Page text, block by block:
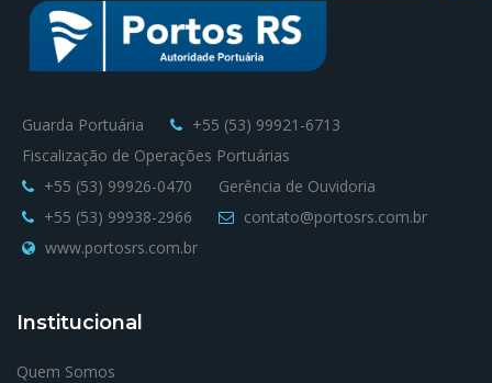
Guarda Portuária
+55 (53) 99921-6713
Fiscalização de Operações Portuárias
+55 (53) 99926-0470
Gerência de Ouvidoria
+55 (53) 99938-2966
contato@portosrs.com.br
www.portosrs.com.br
Institucional
Quem Somos